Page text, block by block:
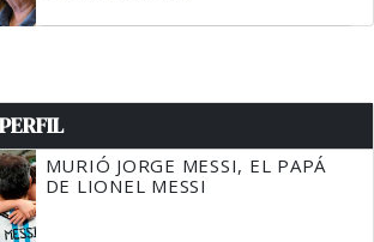
MURIÓ JORGE MESSI, EL PAPÁ
DE LIONEL MESSI